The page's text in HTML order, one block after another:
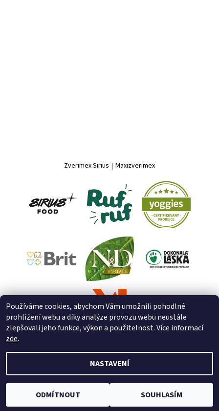
Zverimex Sirius | Maxizverimex
cookies
Používáme cookies, abychom Vám umožnili pohodlné
prohlížení webu a díky analýze provozu webu neustále
zlepšovali jeho funkce, výkon a použitelnost. Více informací
zde.
NASTAVENÍ
ODMÍTNOUT SOUHLASÍM